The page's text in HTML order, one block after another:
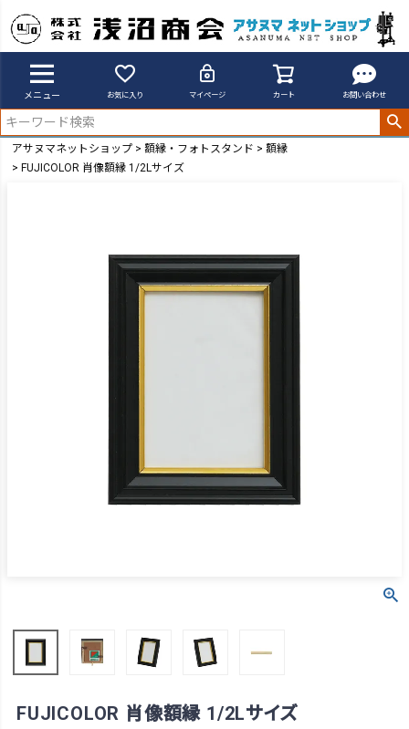
メニュー お気に入り マイページ カート お問い合わせ
アサヌマネットショップ 額縁・フォトスタンド
額縁
FUJICOLOR 肖像額縁 1/2Lサイズ
FUJICOLOR 肖像額縁 1/2Lサイズ